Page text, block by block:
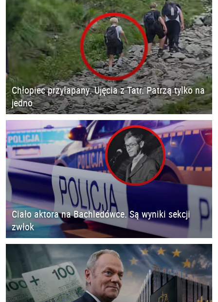
Chłopiec przyłapany. Ujęcia z Tatr. Patrzą tylko na
jedno
Ciało aktora na Bachledówce. Są wyniki sekcji
zwłok